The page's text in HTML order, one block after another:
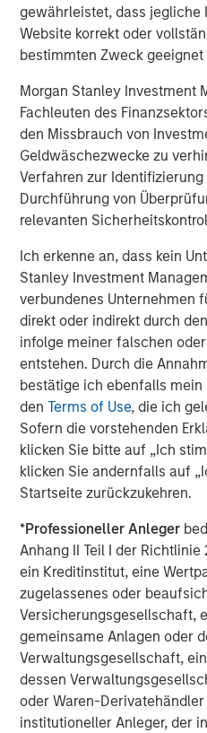
gewährleistet, dass
Website korrekt oder
bestimmten Zweck geeignet
Morgan Stanley Investment
Fachleuten des
den Missbrauch von
Geldwäschezwecke zu
Verfahren zur
Durchführung von
relevanten
Ich erkenne an, dass kein
Stanley Investment
verbundenes Unternehmen
direkt oder indirekt durch
infolge meiner falschen
entstehen. Durch die
bestätige ich ebenfalls mein
denTerms of Use, die ich
Sofern die vorstehenden
klicken Sie bitte auf „Ich
klicken Sie andernfalls auf
Startseite zurückzukehren.
*Professioneller Anleger
Anhang II Teil I der Richtlinie
ein Kreditinstitut, eine
zugelassenes oder
Versicherungsgesellschaft,
gemeinsame Anlagen oder
Verwaltungsgesellschaft,
dessen
oder Waren-
institutioneller Anleger, der
Morgan Stanley Tactical
Morgan Stanley Investment
providing nimble,
in changing market
About Morgan Stanley
Morgan Stanley Investment
its investment advisory
investment professionals
billion in assets under
September 30, 2018.
Management strives to
investment performance,
suite of investment
client base, which includes
corporations and individuals
information about Morgan
Management, please visit
About Morgan Stanley
Morgan Stanley (NYSE: MS)
services firm providing
services. With offices in
Firm's employees serve
corporations, governments,
For more information about
visitwww.morganstanley.com
Morgan Stanley Tactical Value
Morgan Stanley Tactical
targeting private, long-term